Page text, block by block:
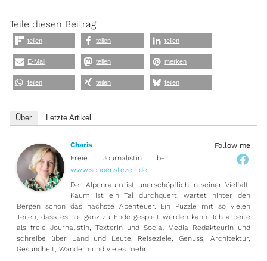
Teile diesen Beitrag
teilen teilen teilen
E-Mail teilen merken
teilen teilen teilen
Über Letzte Artikel
Follow me
Charis
Freie Journalistin bei
www.schoenstezeit.de
Der Alpenraum ist unerschöpflich in seiner Vielfalt.
Kaum ist ein Tal durchquert, wartet hinter den
Bergen schon das nächste Abenteuer. Ein Puzzle mit so vielen
Teilen, dass es nie ganz zu Ende gespielt werden kann. Ich arbeite
als freie Journalistin, Texterin und Social Media Redakteurin und
schreibe über Land und Leute, Reiseziele, Genuss, Architektur,
Gesundheit, Wandern und vieles mehr.